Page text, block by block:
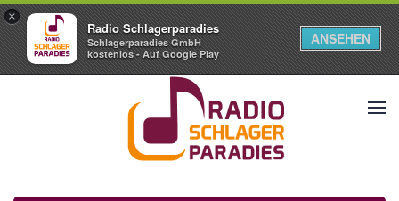
×
Radio Schlagerparadies
Schlagerparadies GmbH
kostenlos - Auf Google Play
ANSEHEN